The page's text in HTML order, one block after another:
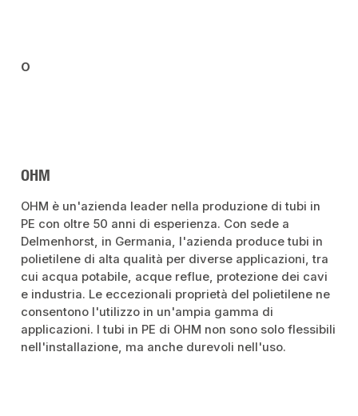
O
OHM
OHM è un'azienda leader nella produzione di tubi in
PE con oltre 50 anni di esperienza. Con sede a
Delmenhorst, in Germania, l'azienda produce tubi in
polietilene di alta qualità per diverse applicazioni, tra
cui acqua potabile, acque reflue, protezione dei cavi
e industria. Le eccezionali proprietà del polietilene ne
consentono l'utilizzo in un'ampia gamma di
applicazioni. I tubi in PE di OHM non sono solo flessibili
nell'installazione, ma anche durevoli nell'uso.